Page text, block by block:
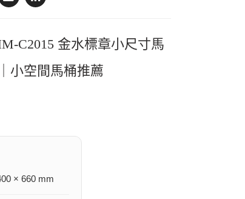
C2015 金水標章小尺寸馬
小空間馬桶推薦
× 660 mm